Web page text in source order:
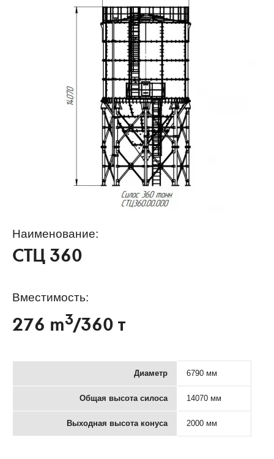
Наименование:
СТЦ 360
Вместимость:
276 m3/360 т
Диаметр 6790 мм
Общая высота силоса 14070 мм
Выходная высота конуса 2000 мм